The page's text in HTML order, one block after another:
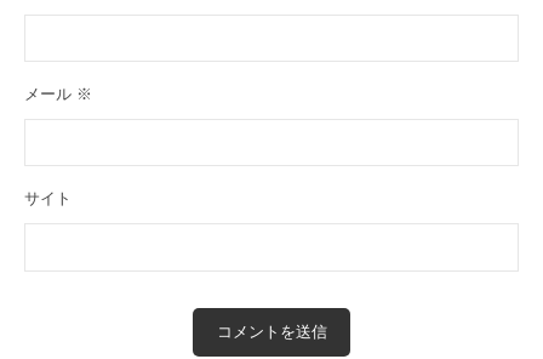
メール ※
サイト